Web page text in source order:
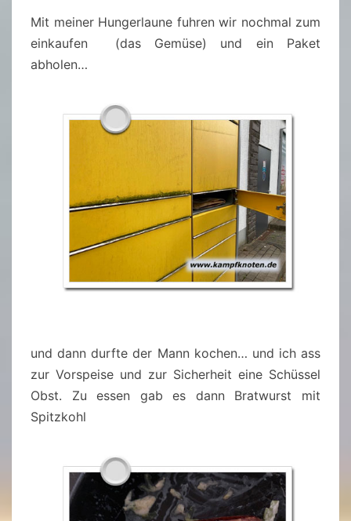
Mit meiner Hungerlaune fuhren wir nochmal zum
einkaufen (das Gemüse) und ein Paket
abholen…
und dann durfte der Mann kochen… und ich ass
zur Vorspeise und zur Sicherheit eine Schüssel
Obst. Zu essen gab es dann Bratwurst mit
Spitzkohl